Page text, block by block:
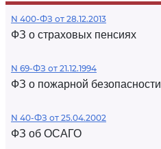
N 400-ФЗ от 28.12.2013
ФЗ о страховых пенсиях
N 69-ФЗ от 21.12.1994
ФЗ о пожарной безопасности
N 40-ФЗ от 25.04.2002
ФЗ об ОСАГО